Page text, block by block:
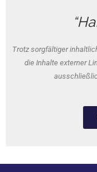
Gutschein-Shop
App
Stadtinfo
Trotz sorgfältiger
die Inhalte externer